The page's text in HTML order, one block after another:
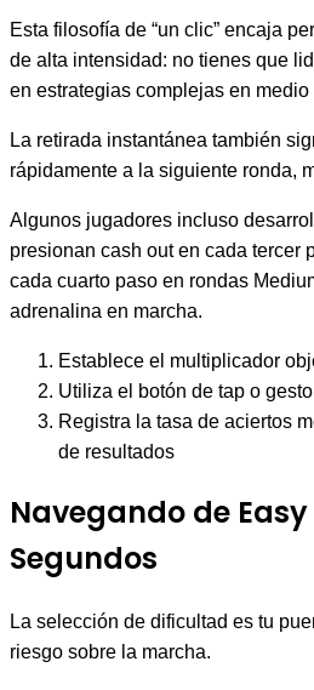
Esta filosofía de “un clic” encaja
de alta intensidad: no tienes que
en estrategias complejas en medio
La retirada instantánea también
rápidamente a la siguiente ronda,
Algunos jugadores incluso
presionan cash out en cada tercer
cada cuarto paso en rondas
adrenalina en marcha.
Establece el multiplicador
Utiliza el botón de tap o
Registra la tasa de aciertos
de resultados
Navegando de
Segundos
La selección de dificultad es tu
riesgo sobre la marcha.